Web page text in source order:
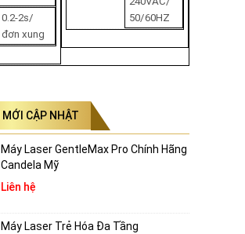
0.2-2s/
đơn xung
50/60HZ
CẬP NHẬT
Máy Laser GentleMax Pro Chính Hãng
Candela Mỹ
Liên hệ
Máy Laser Trẻ Hóa Đa Tầng